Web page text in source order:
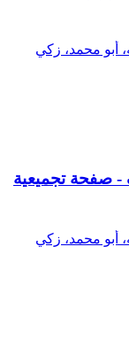
أبو محمد، زكي
- صفحة تجميعية
أبو محمد، زكي